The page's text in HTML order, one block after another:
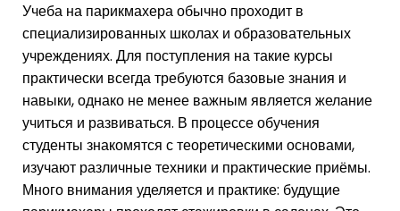
Учеба на парикмахера обычно проходит в
специализированных школах и образовательных
учреждениях. Для поступления на такие курсы
практически всегда требуются базовые знания и
навыки, однако не менее важным является желание
учиться и развиваться. В процессе обучения
студенты знакомятся с теоретическими основами,
изучают различные техники и практические приёмы.
Много внимания уделяется и практике: будущие